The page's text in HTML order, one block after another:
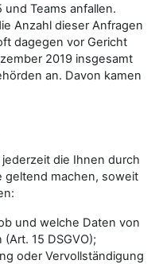
Teams anfallen.
Anzahl dieser Anfragen
dagegen vor Gericht
2019 insgesamt
an. Davon kamen
die Ihnen durch
geltend machen, soweit
und welche Daten von
15 DSGVO);
oder Vervollständigung